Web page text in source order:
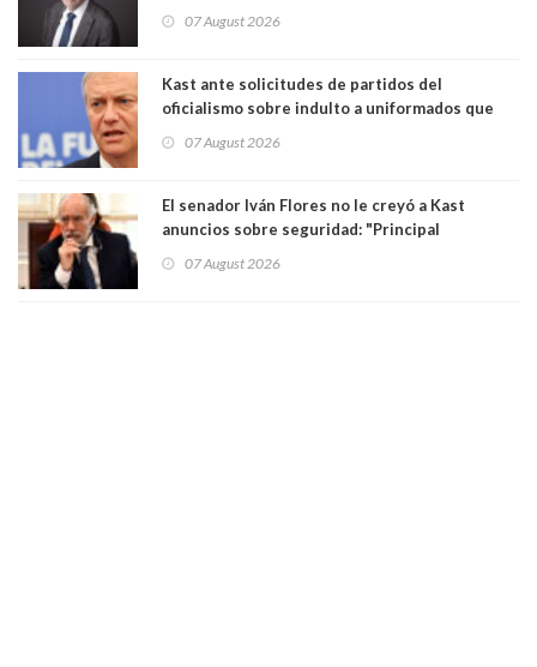
Tribunal Constitucional: “Es contraria a la
democracia” y "defendemos la alternancia en el
07 August 2026
Kast ante solicitudes de partidos del
oficialismo sobre indulto a uniformados que
están presos: "Se van a analizar en su mérito"
07 August 2026
El senador Iván Flores no le creyó a Kast
anuncios sobre seguridad: "Principal
herramienta sigue sin urgencia clave para
perseguir ruta del dinero y levantar secreto
07 August 2026